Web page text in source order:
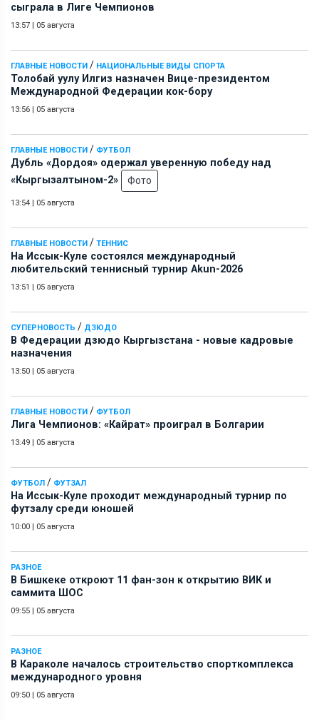
сыграла в Лиге Чемпионов
13:57 | 05 августа
ГЛАВНЫЕ НОВОСТИ / НАЦИОНАЛЬНЫЕ ВИДЫ СПОРТА
Толобай уулу Илгиз назначен Вице-президентом
Международной Федерации кок-бору
13:56 | 05 августа
ГЛАВНЫЕ НОВОСТИ / ФУТБОЛ
Дубль «Дордоя» одержал уверенную победу над
«Кыргызалтыном-2»
Фото
13:54 | 05 августа
ГЛАВНЫЕ НОВОСТИ / ТЕННИС
На Иссык-Куле состоялся международный
любительский теннисный турнир Akun-2026
13:51 | 05 августа
СУПЕРНОВОСТЬ / ДЗЮДО
В Федерации дзюдо Кыргызстана - новые кадровые
назначения
13:50 | 05 августа
ГЛАВНЫЕ НОВОСТИ / ФУТБОЛ
Лига Чемпионов: «Кайрат» проиграл в Болгарии
13:49 | 05 августа
ФУТБОЛ / ФУТЗАЛ
На Иссык-Куле проходит международный турнир по
футзалу среди юношей
10:00 | 05 августа
РАЗНОЕ
В Бишкеке откроют 11 фан-зон к открытию ВИК и
саммита ШОС
09:55 | 05 августа
РАЗНОЕ
В Караколе началось строительство спорткомплекса
международного уровня
09:50 | 05 августа